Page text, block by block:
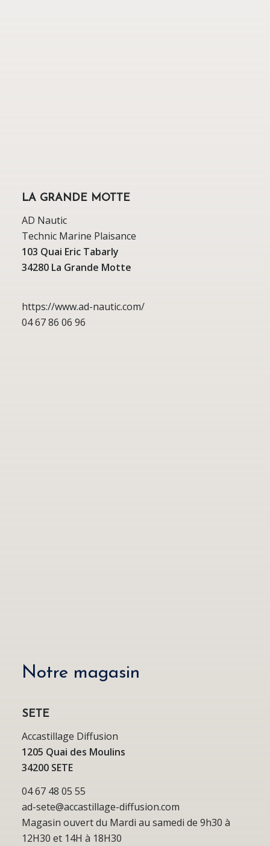
LA GRANDE MOTTE
AD Nautic
Technic Marine Plaisance
103 Quai Eric Tabarly
34280 La Grande Motte
https://www.ad-nautic.com/
04 67 86 06 96
Notre magasin
SETE
Accastillage Diffusion
1205 Quai des Moulins
34200 SETE
04 67 48 05 55
ad-sete@accastillage-diffusion.com
Magasin ouvert du Mardi au samedi de 9h30 à
12H30 et 14H à 18H30